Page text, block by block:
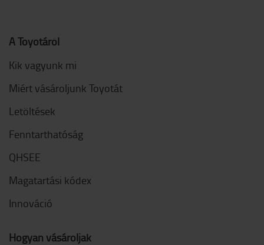
A Toyotáról
Kik vagyunk mi
Miért vásároljunk Toyotát
Letöltések
Fenntarthatóság
QHSEE
Magatartási kódex
Innováció
Hogyan vásároljak